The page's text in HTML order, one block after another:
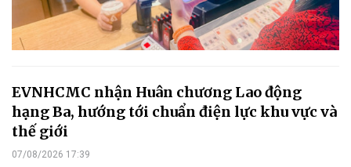
EVNHCMC nhận Huân chương Lao động
hạng Ba, hướng tới chuẩn điện lực khu vực và
thế giới
07/08/2026 17:39